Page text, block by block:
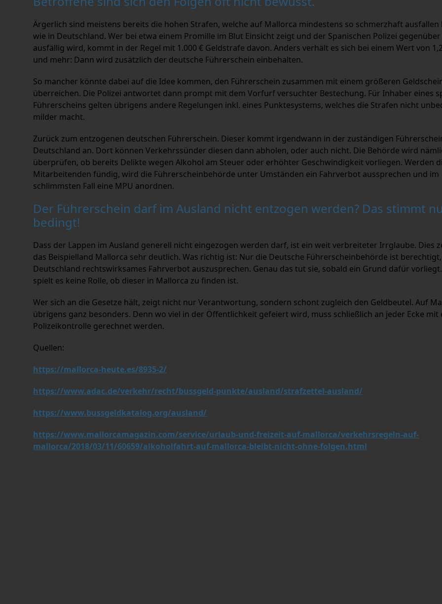
Ärgerlich sind meistens bereits die hohen Strafen, welche auf Mallorca mindestens so schmerzhaft ausfallen
wie in Deutschland. Wer bei etwa einem Promille im Blut Einsicht zeigt und der Spanischen Polizei
ausfällig wird, kommt in der Regel mit 1.000 € Geldstrafe davon. Anders verhält es sich bei einem Wert von
und mehr: Dann wird zusätzlich der deutsche Führerschein einbehalten.
So mancher könnte dabei auf die Idee kommen, den Führerschein zusammen mit einem größeren
überreichen. Die Polizei antwortet dann prompt mit dem Vorfurf versuchter Bestechung. Für Inhaber eines
Führerscheins gelten übrigens andere Regelungen inkl. eines Punktesystems, welches die Strafen nicht
milder macht.
Zurück zum entzogenen deutschen Führerschein. Dieser kommt irgendwann in der zuständigen
Deutschland an. Dort können Verkehrssünder diesen dann abholen, oder auch nicht. Die Behörde wird
überprüfen, ob bereits Delikte wegen Alkohol am Steuer oder erhöhter Geschwindigkeit vorliegen. Werden
Mitarbeitenden fündig, wird die Führerscheinbehörde unter Umständen ein Fahrverbot aussprechen und im
schlimmsten Fall eine MPU anordnen.
Der Führerschein darf im Ausland nicht entzogen werden? Das stimmt
bedingt!
Dass der Lappen im Ausland generell nicht eingezogen werden darf, ist ein weit verbreiteter Irrglaube. Dies
das Beispielland Mallorca sehr deutlich. Was richtig ist: Nur die Deutsche Führerscheinbehörde ist
Deutschland rechtswirksames Fahrverbot auszusprechen. Genau das tut sie, sobald ein Grund dafür
spielt es keine Rolle, ob dieser in Mallorca zu finden ist.
Wer sich an die Gesetze hält, zeigt nicht nur Verantwortung, sondern schont zugleich den Geldbeutel. Auf
übrigens ganz besonders. Denn wo viel in der Öffentlichkeit gefeiert wird, muss schließlich an jeder Ecke mit
Polizeikontrolle gerechnet werden.
Quellen:
https://mallorca-heute.es/8935-2/
https://www.adac.de/verkehr/recht/bussgeld-punkte/ausland/strafzettel-ausland/
https://www.bussgeldkatalog.org/ausland/
https://www.mallorcamagazin.com/service/urlaub-und-freizeit-auf-mallorca/verkehrsregeln-auf-
mallorca/2018/03/11/60659/alkoholfahrt-auf-mallorca-bleibt-nicht-ohne-folgen.html